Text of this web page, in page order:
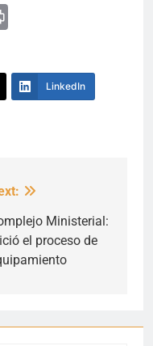
LinkedIn
Ministerial:
el proceso de